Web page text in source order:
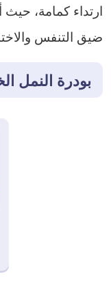
ارتداء كمامة،
ضيق التنفس
بودرة النمل